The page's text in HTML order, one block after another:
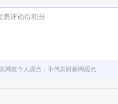
表评论得积分
网友个人观点，不代表财新网观点